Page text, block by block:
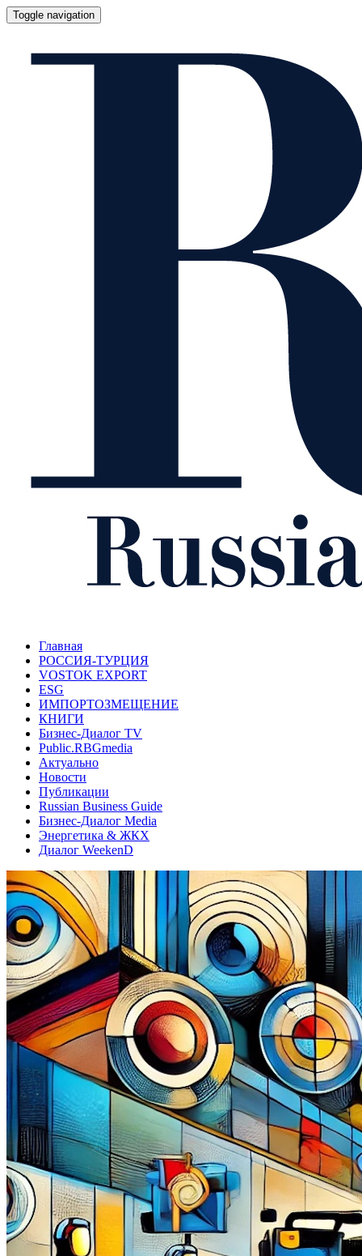
Toggle navigation
Главная
РОССИЯ-ТУРЦИЯ
VOSTOK EXPORT
ESG
ИМПОРТОЗМЕЩЕНИЕ
КНИГИ
Бизнес-Диалог TV
Public.RBGmedia
Актуально
Новости
Публикации
Russian Business Guide
Бизнес-Диалог Media
Энергетика & ЖКХ
Диалог WeekenD